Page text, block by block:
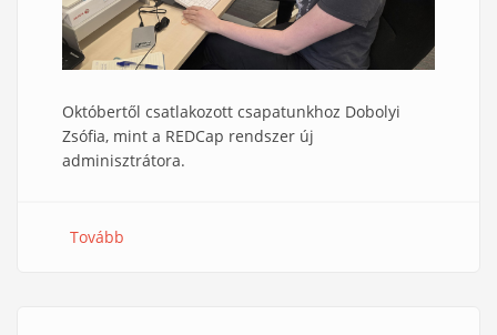
Októbertől csatlakozott csapatunkhoz Dobolyi
Zsófia, mint a REDCap rendszer új
adminisztrátora.
Tovább